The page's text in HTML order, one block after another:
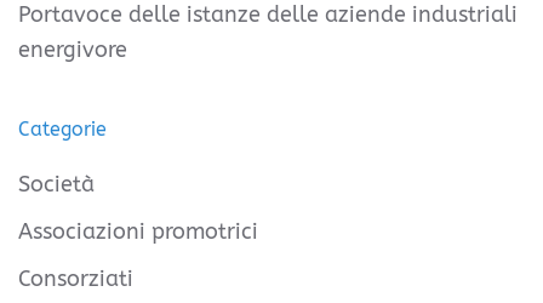
Portavoce delle istanze delle aziende industriali
energivore
Categorie
Società
Associazioni promotrici
Consorziati